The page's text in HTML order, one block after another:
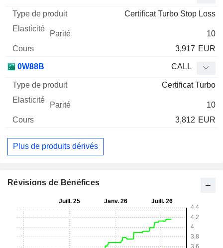
Certificat Turbo Stop Loss
10
3,917 EUR
0W88B CALL
Certificat Turbo
10
3,812 EUR
Plus de produits dérivés
Révisions de Bénéfices